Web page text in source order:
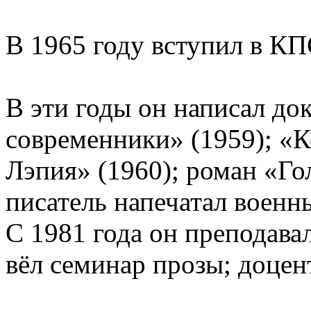
В 1965 году вступил в
В эти годы он написал
современники» (1959);
Лэпия» (1960); роман
писатель напечатал
С 1981 года он
вёл семинар прозы;